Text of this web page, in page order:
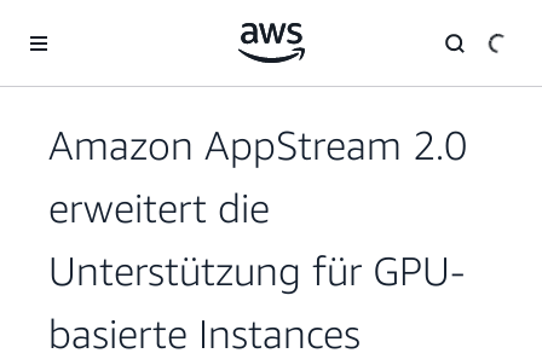
Überspringen zum Hauptinhalt
Amazon AppStream 2.0
erweitert die
Unterstützung für GPU-
basierte Instances